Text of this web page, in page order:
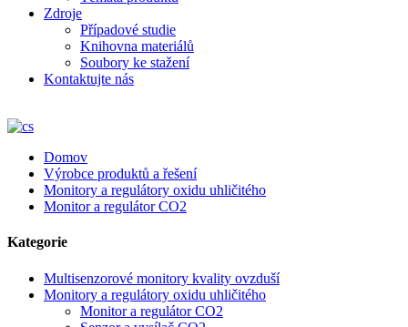
Zdroje
Případové studie
Knihovna materiálů
Soubory ke stažení
Kontaktujte nás
Domov
Výrobce produktů a řešení
Monitory a regulátory oxidu uhličitého
Monitor a regulátor CO2
Kategorie
Multisenzorové monitory kvality ovzduší
Monitory a regulátory oxidu uhličitého
Monitor a regulátor CO2